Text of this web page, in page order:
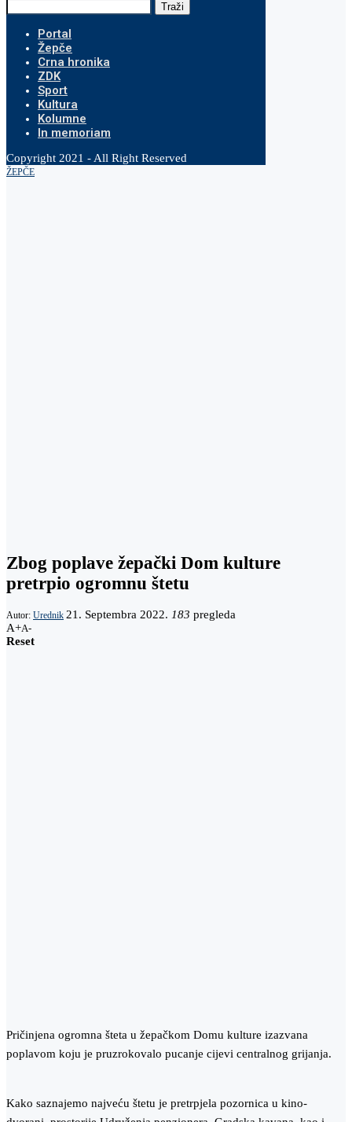
Traži
Portal
Žepče
Crna hronika
ZDK
Sport
Kultura
Kolumne
In memoriam
Copyright 2021 - All Right Reserved
ŽEPČE
Zbog poplave žepački Dom kulture
pretrpio ogromnu štetu
Autor: Urednik 21. Septembra 2022. 183 pregleda
A+A-
Reset
Pričinjena ogromna šteta u žepačkom Domu kulture izazvana
poplavom koju je pruzrokovalo pucanje cijevi centralnog grijanja.
Kako saznajemo najveću štetu je pretrpjela pozornica u kino-